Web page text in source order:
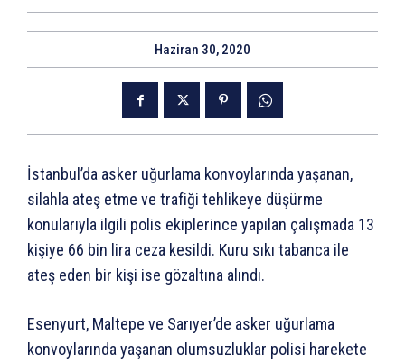
Haziran 30, 2020
İstanbul’da asker uğurlama konvoylarında yaşanan,
silahla ateş etme ve trafiği tehlikeye düşürme
konularıyla ilgili polis ekiplerince yapılan çalışmada 13
kişiye 66 bin lira ceza kesildi. Kuru sıkı tabanca ile
ateş eden bir kişi ise gözaltına alındı.
Esenyurt, Maltepe ve Sarıyer’de asker uğurlama
konvoylarında yaşanan olumsuzluklar polisi harekete